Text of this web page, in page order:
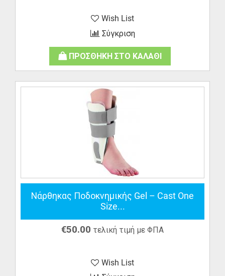
Wish List
Σύγκριση
ΠΡΟΣΘΗΚΗ ΣΤΟ ΚΑΛΑΘΙ
Νάρθηκας Ποδοκνημικής Gel – Cast One
Size...
€50.00 τελική τιμή με ΦΠΑ
Wish List